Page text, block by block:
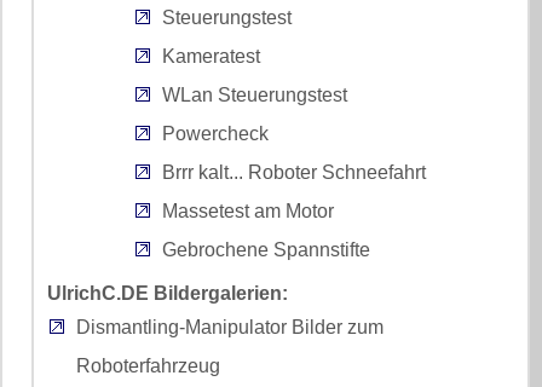
Steuerungstest
Kameratest
WLan Steuerungstest
Powercheck
Brrr kalt... Roboter Schneefahrt
Massetest am Motor
Gebrochene Spannstifte
UlrichC.DE Bildergalerien:
Dismantling-Manipulator Bilder zum
Roboterfahrzeug